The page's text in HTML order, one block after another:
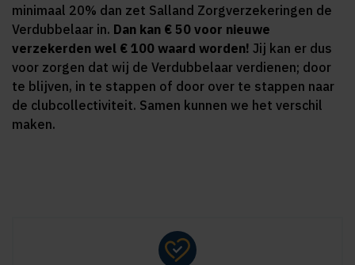
minimaal 20% dan zet Salland Zorgverzekeringen de
Verdubbelaar in. Dan kan € 50 voor nieuwe
verzekerden wel € 100 waard worden! Jij kan er dus
voor zorgen dat wij de Verdubbelaar verdienen; door
te blijven, in te stappen of door over te stappen naar
de clubcollectiviteit. Samen kunnen we het verschil
maken.